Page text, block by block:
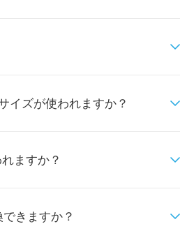
イズが使われますか？
ますか？
できますか？